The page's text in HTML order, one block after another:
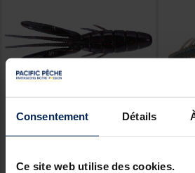
Consentement Détails
Ce site web utilise des cookies.
OSP Dolive Beaver 10cm
OSP